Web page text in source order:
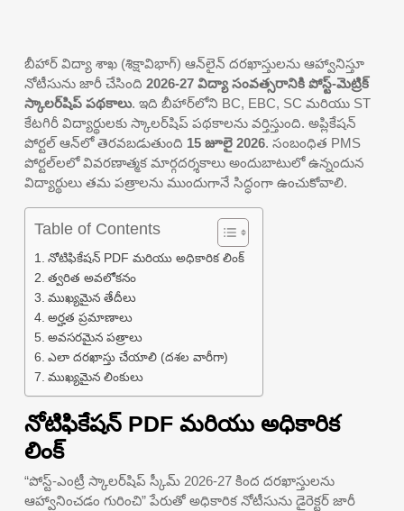
బీహార్ విద్యా శాఖ (శిక్షావిభాగ్) ఆన్‌లైన్ దరఖాస్తులను ఆహ్వానిస్తూ
నోటీసును జారీ చేసింది 2026-27 విద్యా సంవత్సరానికి పోస్ట్-మెట్రిక్
స్కాలర్‌షిప్ పథకాలు. ఇది బీహార్‌లోని BC, EBC, SC మరియు ST
కేటగిరీ విద్యార్థులకు స్కాలర్‌షిప్ పథకాలను వర్తిస్తుంది. అప్లికేషన్
పోర్టల్ ఆన్‌లో తెరవబడుతుంది 15 జూలై 2026. సంబంధిత PMS
పోర్టల్‌లలో వివరణాత్మక మార్గదర్శకాలు అందుబాటులో ఉన్నందున
విద్యార్థులు తమ పత్రాలను ముందుగానే సిద్ధంగా ఉంచుకోవాలి.
Table of Contents
నోటిఫికేషన్ PDF మరియు అధికారిక లింక్
త్వరిత అవలోకనం
ముఖ్యమైన తేదీలు
అర్హత ప్రమాణాలు
అవసరమైన పత్రాలు
ఎలా దరఖాస్తు చేయాలి (దశల వారీగా)
ముఖ్యమైన లింకులు
నోటిఫికేషన్ PDF మరియు అధికారిక
లింక్
“పోస్ట్-ఎంట్రీ స్కాలర్‌షిప్ స్కీమ్ 2026-27 కింద దరఖాస్తులను
ఆహ్వానించడం గురించి” పేరుతో అధికారిక నోటీసును డైరెక్టర్ జారీ